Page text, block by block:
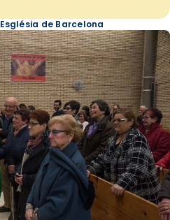
Església de Barcelona